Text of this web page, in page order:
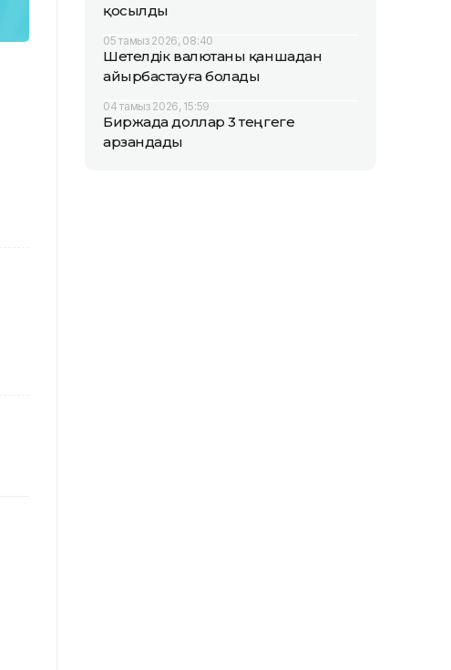
қосылды
05 тамыз 2026, 08:40
Шетелдік валютаны қаншадан
айырбастауға болады
04 тамыз 2026, 15:59
Биржада доллар 3 теңгеге
арзандады